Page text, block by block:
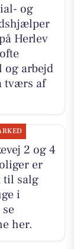
og
Herlev
og arbejd
tværs af
2 og 4
er
til salg
i
her.